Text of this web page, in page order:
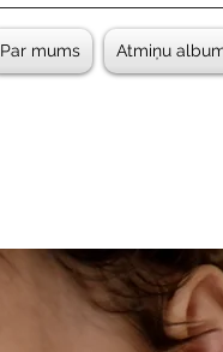
Par mums Atmiņu